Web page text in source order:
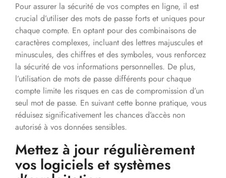
Pour assurer la sécurité de vos comptes en ligne, il est
crucial d’utiliser des mots de passe forts et uniques pour
chaque compte. En optant pour des combinaisons de
caractères complexes, incluant des lettres majuscules et
minuscules, des chiffres et des symboles, vous renforcez
la sécurité de vos informations personnelles. De plus,
l’utilisation de mots de passe différents pour chaque
compte limite les risques en cas de compromission d’un
seul mot de passe. En suivant cette bonne pratique, vous
réduisez significativement les chances d’accès non
autorisé à vos données sensibles.
Mettez à jour régulièrement
vos logiciels et systèmes